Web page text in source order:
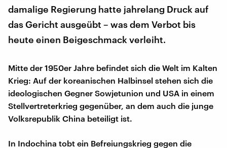
damalige Regierung hatte jahrelang Druck auf
das Gericht ausgeübt – was dem Verbot bis
heute einen Beigeschmack verleiht.
Mitte der 1950er Jahre befindet sich die Welt im Kalten
Krieg: Auf der koreanischen Halbinsel stehen sich die
ideologischen Gegner Sowjetunion und USA in einem
Stellvertreterkrieg gegenüber, an dem auch die junge
Volksrepublik China beteiligt ist.
In Indochina tobt ein Befreiungskrieg gegen die